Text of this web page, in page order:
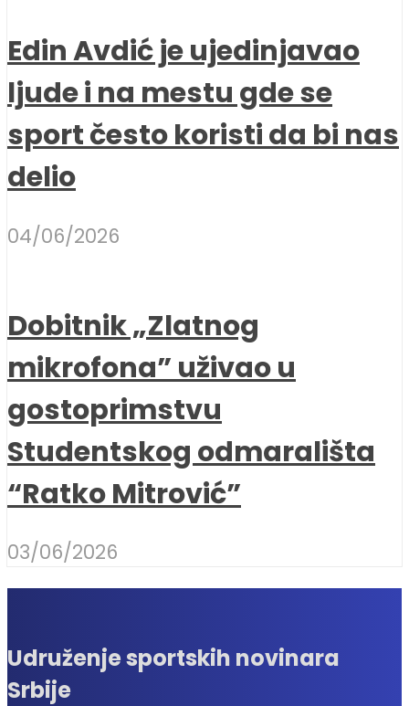
Edin Avdić je ujedinjavao
ljude i na mestu gde se
sport često koristi da bi nas
delio
04/06/2026
Dobitnik „Zlatnog
mikrofona” uživao u
gostoprimstvu
Studentskog odmarališta
“Ratko Mitrović”
03/06/2026
Udruženje sportskih novinara
Srbije